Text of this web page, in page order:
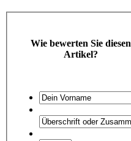
Wie bewerten Sie diesen
Artikel?